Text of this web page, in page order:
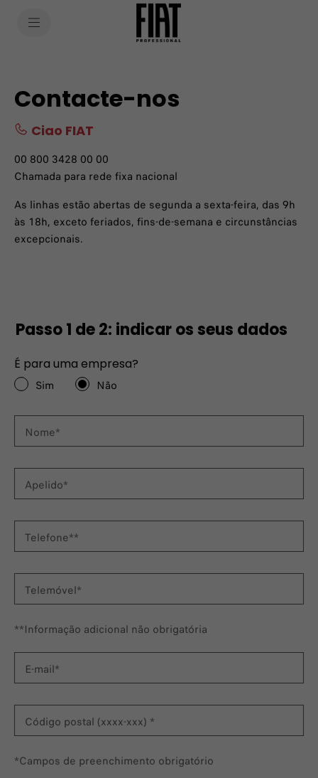
Contacte-nos
Ciao FIAT
00 800 3428 00 00
Chamada para rede fixa nacional
As linhas estão abertas de segunda a sexta-feira, das 9h
às 18h, exceto feriados, fins-de-semana e circunstâncias
excepcionais.
Passo 1 de 2: indicar os seus dados
É para uma empresa?
Sim Não
Nome*
Apelido*
Telefone**
Telemóvel*
**Informação adicional não obrigatória
E-mail*
Código postal (xxxx-xxx) *
*Campos de preenchimento obrigatório​